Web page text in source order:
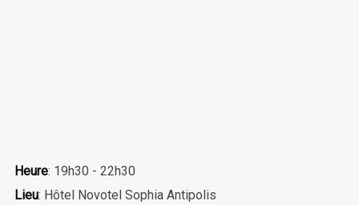
Heure: 19h30 - 22h30
Lieu: Hôtel Novotel Sophia Antipolis